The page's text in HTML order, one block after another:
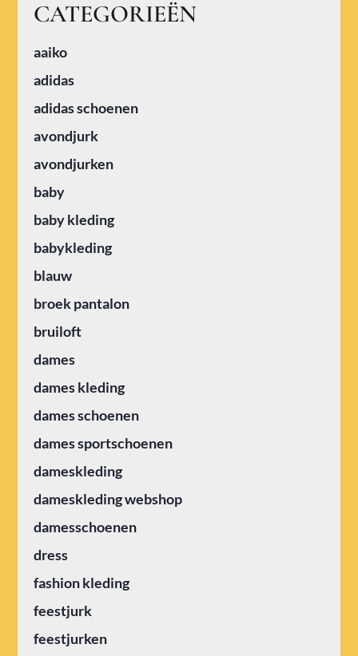
CATEGORIEËN
aaiko
adidas
adidas schoenen
avondjurk
avondjurken
baby
baby kleding
babykleding
blauw
broek pantalon
bruiloft
dames
dames kleding
dames schoenen
dames sportschoenen
dameskleding
dameskleding webshop
damesschoenen
dress
fashion kleding
feestjurk
feestjurken